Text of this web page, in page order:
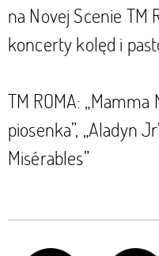
na Novej Scenie TM
koncerty kolęd i
TM ROMA: „Mamma
piosenka”, „Aladyn
Misérables”